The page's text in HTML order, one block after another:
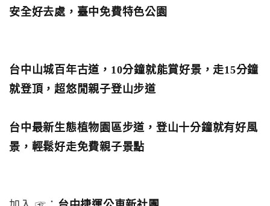
安全好去處，臺中免費特色公園
台中山城百年古道，10分鐘就能賞好景，走15分鐘
就登頂，超悠閒親子登山步道
台中最新生態植物園區步道，登山十分鐘就有好風
景，輕鬆好走免費親子景點